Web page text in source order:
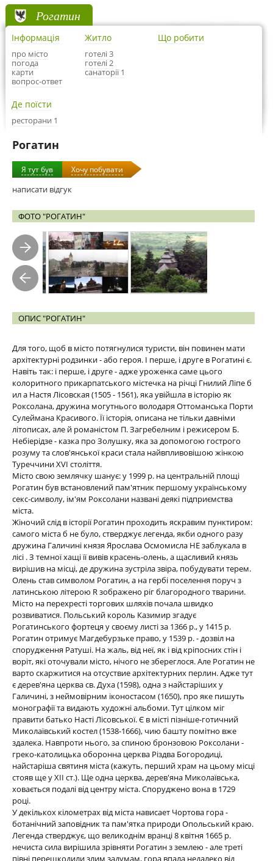
Рогатин
Інформація
про місто
погода
карти
вопрос-ответ
Житло
готелі 3
готелі 2
санаторії 1
Що робити
Де поїсти
ресторани 1
Рогатин
Я тут був Хочу побувати
написати відгук
ФОТО "РОГАТИН"
ОПИС "РОГАТИН"
Для того, щоб в місто потягнулися туристи, він повинен мати
архітектурні родзинки - або героя. І перше, і друге в Рогатині є.
Навіть так: і перше, і друге - адже уроженка саме цього
колоритного прикарпатського містечка на річці Гнилий Ліпе б
ила Настя Лісовская (1505 - 1561), яка увійшла в історію як
Роксолана, дружина могутнього володаря Оттоманська Порти
Сулеймана Красивого. Її історія, описана не тільки давніми
літописах, але й романістом П. Загребелним і режисером Б.
Небіерідзе - казка про Золушку, яка за допомогою гострого
розуму та слов'янської краси стала найвпливовішою жінкою
Туреччини XVІ століття.
Місто свою землячку шанує: у 1999 р. на центральній площі
Рогатин був встановлений пам'ятник першому українському
секс-символу, ім'ям Роксолани названі деякі підприємства
міста.
Жіночий слід в історії Рогатин проходить яскравим пунктиром:
самого міста б не було, стверджує легенда, якби одного разу
дружина Галичині князя Ярослава Осмомисла НЕ заблукала в
лісі . З темної хащі її вивів красень-олень, а щасливий князь
вирішив на місці, де дружина зустріла звіра, побудувати терем.
Олень став символом Рогатин, а на гербі поселення поруч з
латинською літерою R зображено ріг благородного тварини.
Місто на перехресті торгових шляхів почала швидко
розвиватися. Польський король Казимир згадує
Рогатинського фортеця у своєму листі за 1366 р., у 1415 р.
Рогатин отримує Магдебурзьке право, у 1539 р. - дозвіл на
спорудження Ратуші. На жаль, від неї, як і від кріпосних стін і
воріт, які оточували місто, нічого не збереглося. Але Рогатин не
варто скаржитися на отсуствие архітектурних перлин. Адже тут
є дерев'яна церква св. Духа (1598), одна з найстаріших у
Галичині, з неймовірним іконостасом (1650), про яке пишуть
монографії та видають художні альбоми. Тут цілком міг
правити батько Насті Лісовської. Є в місті пізніше-готичний
Миколаївський костел (1538-1666), чию башту помітно вже
здалека. Навпроти нього, за спиною бронзовою Роксолани -
греко-католицька оборонна церква Різдва Богородиці,
найстаріша святиня міста (кажуть, перший храм на цьому місці
стояв ще у ХІІ ст.). Ще одна церква, дерев'яна Миколаївська,
ховається подалі від центру міста. Споруджено вона в 1729
році.
У декількох кілометрах від міста нависает Чортова гора -
ботанічний заповідник та пам'ятка природи Опольський краю.
Легенда стверджує, що великоднім вранці 8 квітня 1665 р.
нечиста сила вирішила зрівняти Рогатин з землею - але треті
півні перешкодили злим задумам, гора впала недалеко від